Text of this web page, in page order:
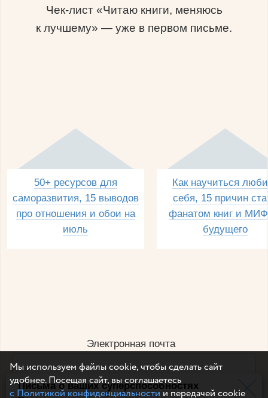
Письма о ваших суперспособностях
Чек-лист «Читаю книги, меняюсь
к лучшему» — уже в первом письме.
50+ ресурсов для
саморазвития, 15 выводов
про отношения и обои на
июль
Как научиться
себя, 15 причин
фанатом книг и
будущего
Электронная почта
Например, dulsineya@gmail.com
Мы используем файлы cookie, чтобы сделать сайт
удобнее. Посещая сайт, вы соглашаетесь
с Политикой конфиденциальностии передачей cookie